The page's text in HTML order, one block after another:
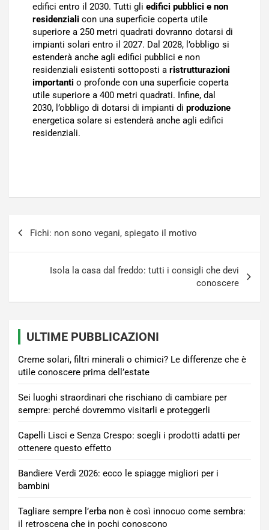
edifici entro il 2030. Tutti gli edifici pubblici e non
residenziali con una superficie coperta utile
superiore a 250 metri quadrati dovranno dotarsi di
impianti solari entro il 2027. Dal 2028, l’obbligo si
estenderà anche agli edifici pubblici e non
residenziali esistenti sottoposti a ristrutturazioni
importanti o profonde con una superficie coperta
utile superiore a 400 metri quadrati. Infine, dal
2030, l’obbligo di dotarsi di impianti di produzione
energetica solare si estenderà anche agli edifici
residenziali.
Fichi: non sono vegani, spiegato il motivo
Isola la casa dal freddo: tutti i consigli che devi
conoscere
ULTIME PUBBLICAZIONI
Creme solari, filtri minerali o chimici? Le differenze che è
utile conoscere prima dell’estate
Sei luoghi straordinari che rischiano di cambiare per
sempre: perché dovremmo visitarli e proteggerli
Capelli Lisci e Senza Crespo: scegli i prodotti adatti per
ottenere questo effetto
Bandiere Verdi 2026: ecco le spiagge migliori per i
bambini
Tagliare sempre l’erba non è così innocuo come sembra:
il retroscena che in pochi conoscono